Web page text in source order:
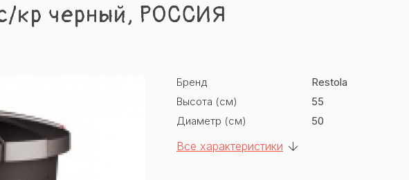
кр черный, РОССИЯ
Бренд
Restola
Высота (см)
55
Диаметр (см)
50
Все характеристики